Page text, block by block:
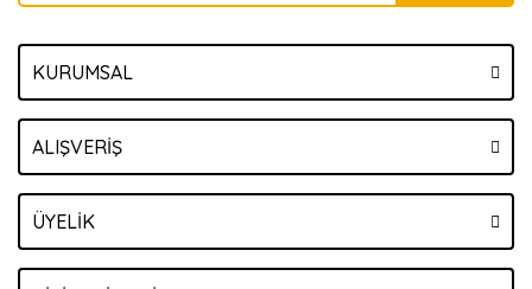
KURUMSAL
ALIŞVERİŞ
ÜYELİK